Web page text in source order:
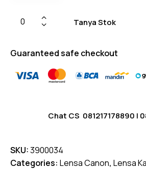
Tanya Stok
Guaranteed safe checkout
Chat CS 081217178890 |
SKU:3900034
Categories: Lensa Canon, Lensa